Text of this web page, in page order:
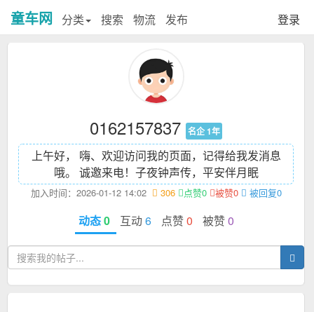
童车网 分类 搜索 物流 发布 登录
0162157837 名企 1年
上午好， 嗨、欢迎访问我的页面，记得给我发消息
哦。 诚邀来电！ 子夜钟声传，平安伴月眠
加入时间：2026-01-12 14:02 306 点赞0 被赞0 被回复0
动态0 互动 6 点赞0 被赞0